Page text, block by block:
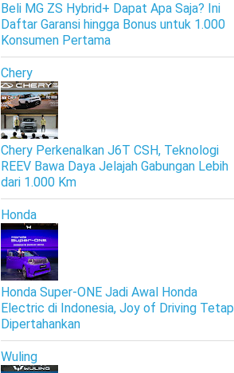
Beli MG ZS Hybrid+ Dapat Apa Saja? Ini
Daftar Garansi hingga Bonus untuk 1.000
Konsumen Pertama
Chery
Chery Perkenalkan J6T CSH, Teknologi
REEV Bawa Daya Jelajah Gabungan Lebih
dari 1.000 Km
Honda
Honda Super-ONE Jadi Awal Honda
Electric di Indonesia, Joy of Driving Tetap
Dipertahankan
Wuling